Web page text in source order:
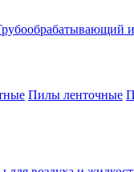
Пилы ленточные